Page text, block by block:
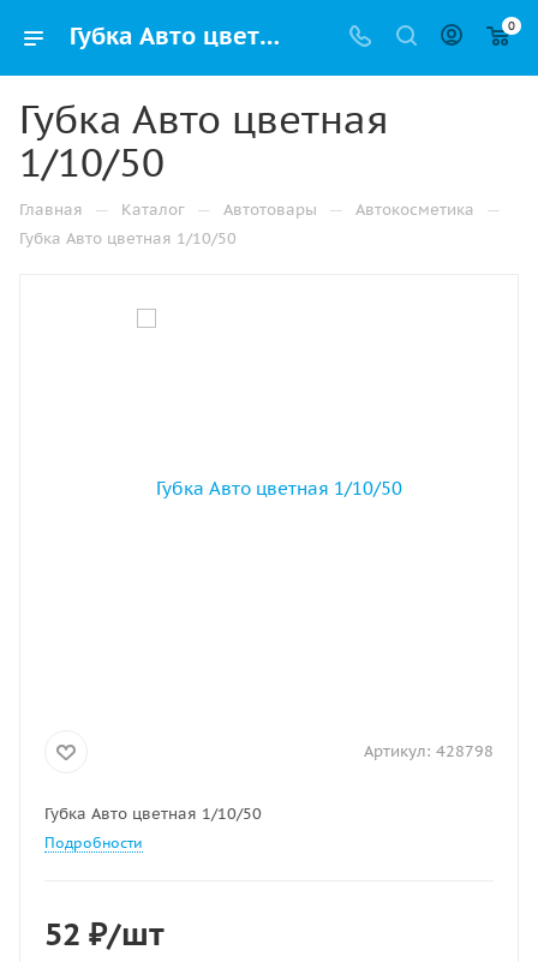
Губка Авто цветная 1/10/50 купить в Казани с доставкой оптом и в розницу 0
Губка Авто цветная
1/10/50
Главная — Каталог — Автотовары — Автокосметика —
Губка Авто цветная 1/10/50
Артикул: 428798
Губка Авто цветная 1/10/50
Подробности
52 ₽/шт